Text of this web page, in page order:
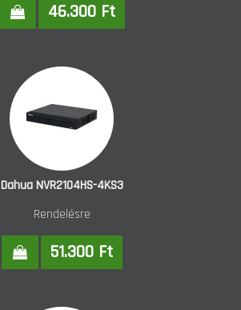
46.300 Ft
Dahua NVR2104HS-4KS3
Rendelésre
51.300 Ft